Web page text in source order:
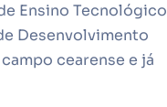
Ensino Tecnológico
Desenvolvimento
cearense e já